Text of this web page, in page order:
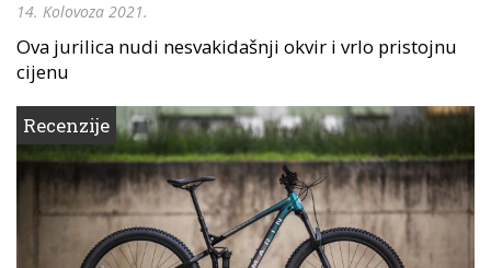
14. Kolovoza 2021.
Ova jurilica nudi nesvakidašnji okvir i vrlo pristojnu
cijenu
Recenzije